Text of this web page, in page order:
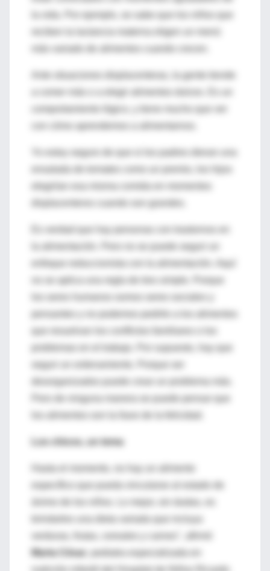
reciben la lactancia materna eligen un menú
Ante situaciones displacenteras, la gente tiende
a comer más o a elegir alimentos dulces. Es un
comportamiento lógico, y tiene mucho que ver
con cómo aprendemos a alimentarnos.
Yo estoy seguro de que si los padres dieran una
elegirían esa misma comida en momentos
la alimentación. Pero no se puede seguir un
enfoque reduccionista con la alimentación. Aquí
no se aplica una regla de tres simple. Porque
problemas en el trabajo. Por supuesto, hay que
seguir un ordenamiento. Porque ser
desorganizados puede crear un problema más.
Pero de ninguna manera se puede pensar que
Los chicos, un tema
Marta César